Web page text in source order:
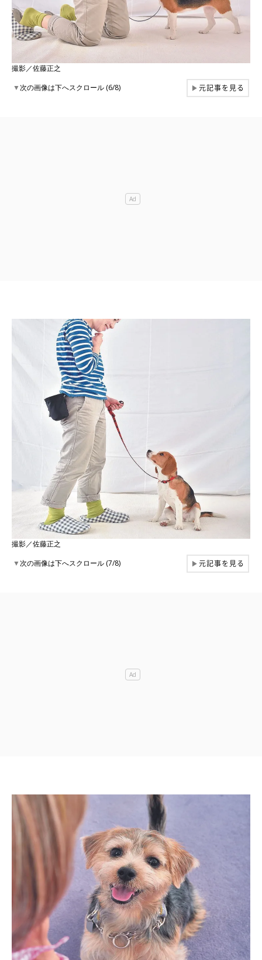
撮影／佐藤正之
▼次の画像は下へスクロール (6/8) ▶元記事を見る
撮影／佐藤正之
▼次の画像は下へスクロール (7/8) ▶元記事を見る